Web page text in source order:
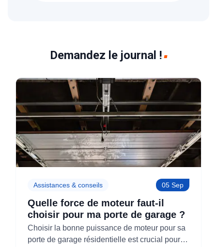
Demandez le journal !
Assistances & conseils 05 Sep
Quelle force de moteur faut-il
choisir pour ma porte de garage ?
Choisir la bonne puissance de moteur pour sa
porte de garage résidentielle est crucial pour